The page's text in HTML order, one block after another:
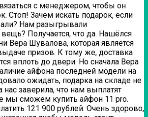
с менеджером, чтобы он
Стоп! Зачем искать подарок, если
Нам разыгрывали
Получается, что да. Нашёлся
Вера Шувалова, которая является
призов. К тому же, доставка
вплоть до двери. Но сначала Вера
айфона последней модели на
ожидать, подарка на складе не
нас заверила, что нам выплатят
мы сможем купить айфон 11 pro.
121 900 рублей. Очень здорово,